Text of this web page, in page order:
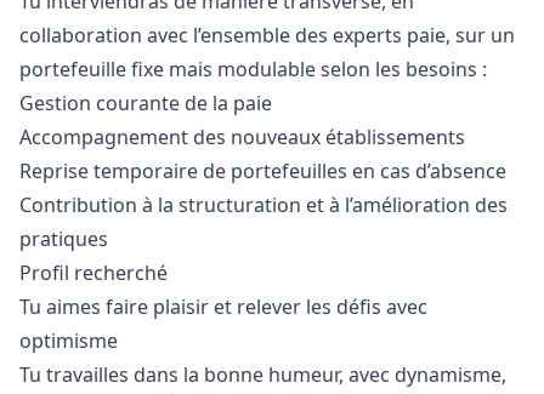
collaboration avec l’ensemble des experts paie, sur un
portefeuille fixe mais modulable selon les besoins :
Gestion courante de la paie
Accompagnement des nouveaux établissements
Reprise temporaire de portefeuilles en cas d’absence
Contribution à la structuration et à l’amélioration des
pratiques
Profil recherché
Tu aimes faire plaisir et relever les défis avec
optimisme
Tu travailles dans la bonne humeur, avec dynamisme,